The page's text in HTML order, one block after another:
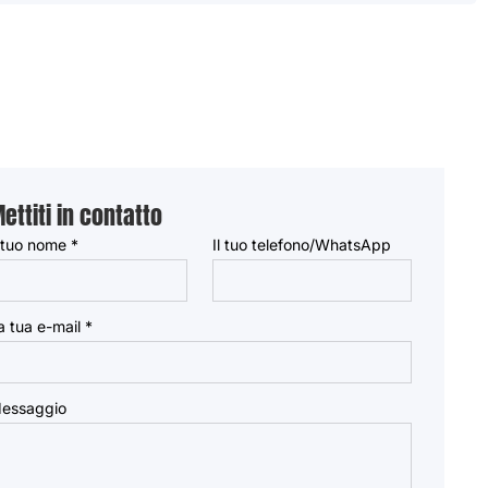
in contatto
nome * Il tuo telefono/WhatsApp
tua e-mail *